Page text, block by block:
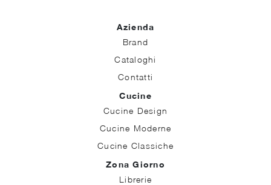
Azienda
Brand
Cataloghi
Contatti
Cucine
Cucine Design
Cucine Moderne
Cucine Classiche
Zona Giorno
Librerie